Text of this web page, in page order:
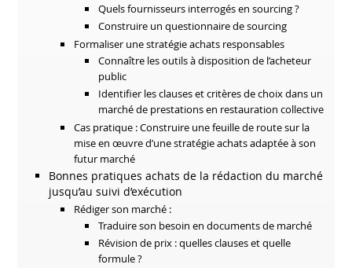
Quels fournisseurs interrogés en sourcing ?
Construire un questionnaire de sourcing
Formaliser une stratégie achats responsables
Connaître les outils à disposition de l’acheteur
public
Identifier les clauses et critères de choix dans un
marché de prestations en restauration collective
Cas pratique : Construire une feuille de route sur la
mise en œuvre d’une stratégie achats adaptée à son
futur marché
Bonnes pratiques achats de la rédaction du marché
jusqu’au suivi d’exécution
Rédiger son marché :
Traduire son besoin en documents de marché
Révision de prix : quelles clauses et quelle
formule ?